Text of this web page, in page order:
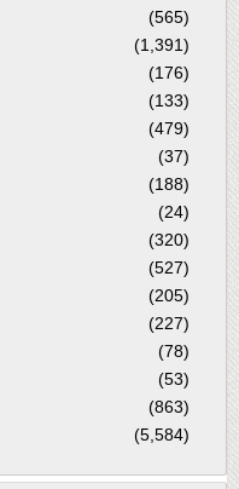
(565)
(1,391)
(176)
(133)
(479)
(37)
(188)
(24)
(320)
(527)
(205)
(227)
(78)
(53)
(863)
(5,584)